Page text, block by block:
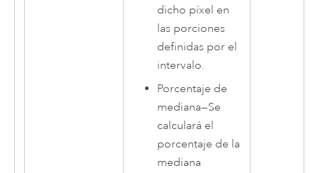
dicho píxel en
las porciones
definidas por el
intervalo.
Porcentaje de
mediana—Se
calculará el
porcentaje de la
mediana